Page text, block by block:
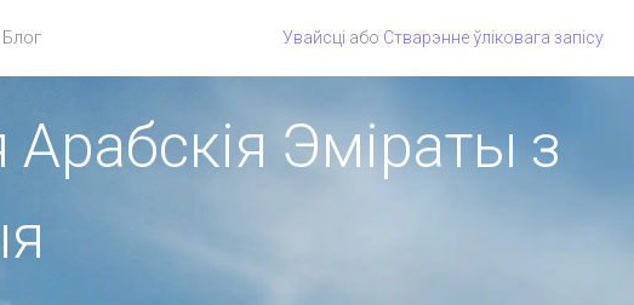
Блог Увайсці або Стварэнне ўліковага запісу
Арабскія Эміраты з